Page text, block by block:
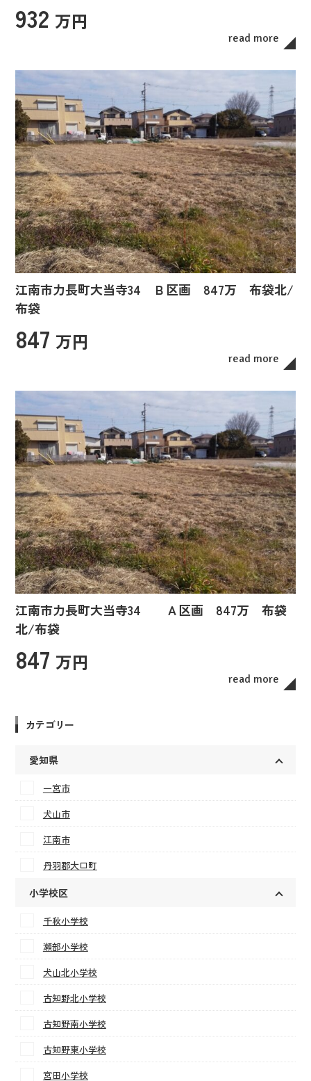
932 万円
read more
江南市力長町大当寺34 Ｂ区画 847万 布袋北/
布袋
847 万円
read more
江南市力長町大当寺34 Ａ区画 847万 布袋
北/布袋
847 万円
read more
カテゴリー
愛知県
一宮市
犬山市
江南市
丹羽郡大口町
小学校区
千秋小学校
瀬部小学校
犬山北小学校
古知野北小学校
古知野南小学校
古知野東小学校
宮田小学校